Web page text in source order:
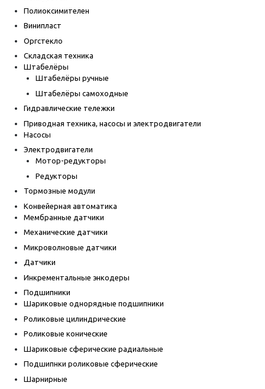
Полиоксимителен
Винипласт
Оргстекло
Складская техника
Штабелёры
Штабелёры ручные
Штабелёры самоходные
Гидравлические тележки
Приводная техника, насосы и электродвигатели
Насосы
Электродвигатели
Мотор-редукторы
Редукторы
Тормозные модули
Конвейерная автоматика
Мембранные датчики
Механические датчики
Микроволновые датчики
Датчики
Инкрементальные энкодеры
Подшипники
Шариковые однорядные подшипники
Роликовые цилиндрические
Роликовые конические
Шариковые сферические радиальные
Подшипнки роликовые сферические
Шарнирные